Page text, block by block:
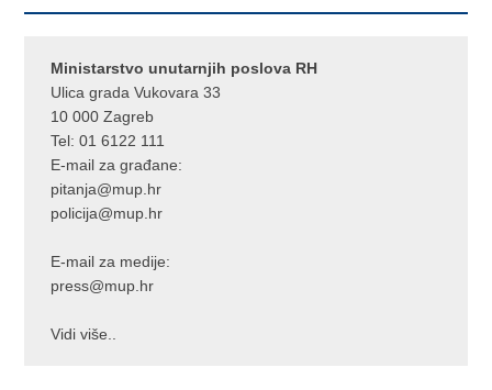
Ministarstvo unutarnjih poslova RH
Ulica grada Vukovara 33
10 000 Zagreb
Tel:01 6122 111
E-mail za građane:
pitanja@mup.hr
policija@mup.hr
E-mail za medije:
press@mup.hr
Vidi više..